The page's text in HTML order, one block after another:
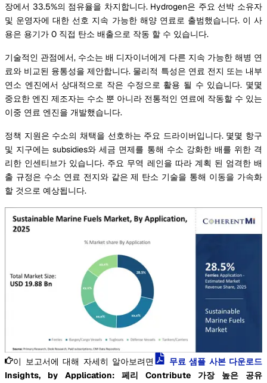
장에서 33.5%의 점유율을 차지합니다. Hydrogen은 주요 선박 소유자
및 운영자에 대한 선호 지속 가능한 해양 연료로 출범했습니다. 이 사
용은 용기가 0 직접 탄소 배출으로 작동 할 수 있습니다.
기술적인 관점에서, 수소는 배 디자이너에게 다른 지속 가능한 해병 연
료와 비교된 융통성을 제안합니다. 물리적 특성은 연료 전지 또는 내부
연소 엔진에서 상대적으로 작은 수정으로 활용 될 수 있습니다. 몇몇
중요한 엔진 제조자는 수소 뿐 아니라 전통적인 연료에 작동할 수 있는
이중 연료 엔진을 개발했습니다.
정책 지원은 수소의 채택을 선호하는 주요 드라이버입니다. 몇몇 항구
및 지구에는 subsidies와 세금 면제를 통해 수소 강화한 배를 위한 격
리한 인센티브가 있습니다. 주요 무역 레인을 따라 계획 된 엄격한 배
출 규정은 수소 연료 전지와 같은 제 탄소 기술을 통해 이동을 가속화
할 것으로 예상됩니다.
이 보고서에 대해 자세히 알아보려면
무료 샘플 사본 다운로드
Insights, by Application: 페리 Contribute 가장 높은 공유